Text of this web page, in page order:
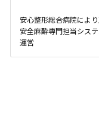
安心整形総合病院によ
安全麻酔専門担当シス
運営